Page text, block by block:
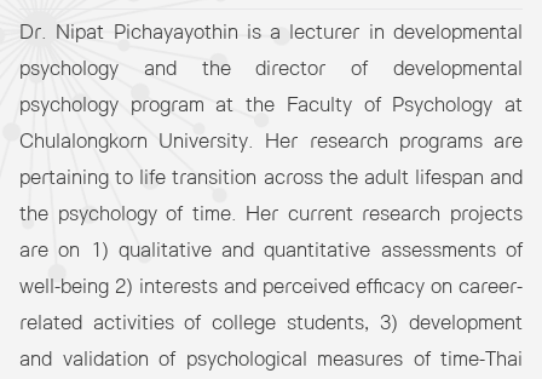
Dr. Nipat Pichayayothin is a lecturer in developmental
psychology and the director of developmental
psychology program at the Faculty of Psychology at
Chulalongkorn University. Her research programs are
pertaining to life transition across the adult lifespan and
the psychology of time. Her current research projects
are on 1) qualitative and quantitative assessments of
well-being 2) interests and perceived efficacy on career-
related activities of college students, 3) development
and validation of psychological measures of time-Thai